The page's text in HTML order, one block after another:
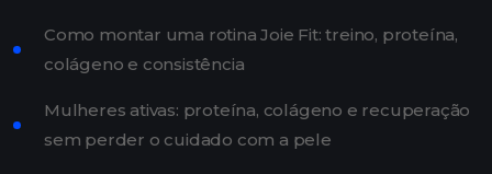
Como montar uma rotina Joie Fit: treino, proteína,
colágeno e consistência
Mulheres ativas: proteína, colágeno e recuperação
sem perder o cuidado com a pele